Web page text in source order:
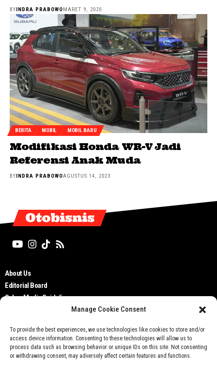
Manage Cookie Consent
To provide the best experiences, we use technologies like cookies to store and/or
access device information. Consenting to these technologies will allow us to
process data such as browsing behavior or unique IDs on this site. Not consenting
or withdrawing consent, may adversely affect certain features and functions.
BYINDRA PRABOWOMARET 9, 2020
BERITA MOBIL MOBIL BARU
Modifikasi Honda WR-V Jadi
Referensi Anak Muda
BYINDRA PRABOWOAGUSTUS 14, 2023
Otobisnis
About Us
Editorial Board
Cyber Media Guidelines
Privacy Policy
Contact Us